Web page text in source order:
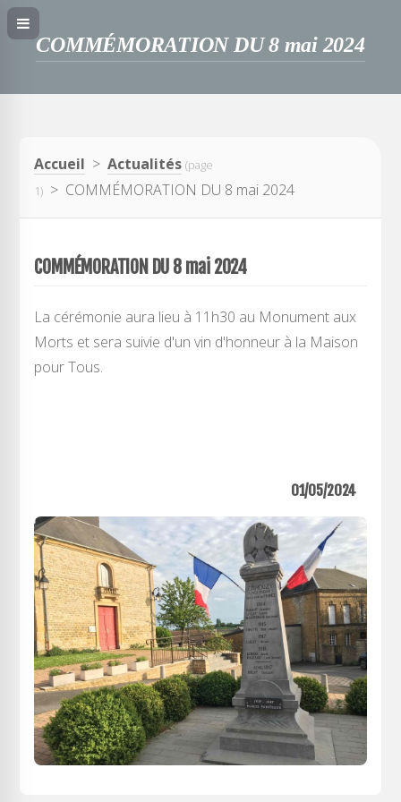
COMMÉMORATION DU 8 mai 2024
Accueil >Actualités (page
1) > COMMÉMORATION DU 8 mai 2024
COMMÉMORATION DU 8 mai 2024
La cérémonie aura lieu à 11h30 au Monument aux
Morts et sera suivie d'un vin d'honneur à la Maison
pour Tous.
01/05/2024